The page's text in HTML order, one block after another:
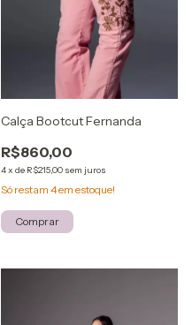
Calça Bootcut Fernanda
R$860,00
4x de R$215,00 sem juros
Só restam 4em estoque!
Comprar